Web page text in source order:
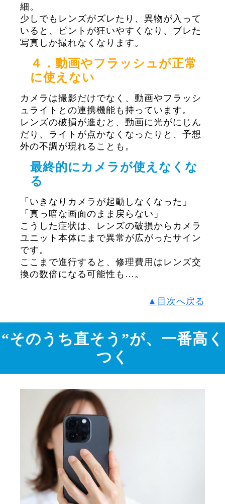
細。
少しでもレンズがズレたり、異物が入って
いると、ピントが狂いやすくなり、ブレた
写真しか撮れなくなります。
４．動画やフラッシュが正常
に使えない
カメラは撮影だけでなく、動画やフラッシ
ュライトとの連携機能も持っています。
レンズの破損が進むと、動画に光がにじん
だり、ライトが点かなくなったりと、予想
外の不調が現れることも。
最終的にカメラが使えなくな
る
「いきなりカメラが起動しなくなった」
「真っ暗な画面のまま戻らない」
こうした症状は、レンズの破損からカメラ
ユニット本体にまで異常が広がったサイン
です。
ここまで進行すると、修理費用はレンズ交
換の数倍になる可能性も…。
▲目次へ戻る
“そのうち直そう”が、一番高く
つく